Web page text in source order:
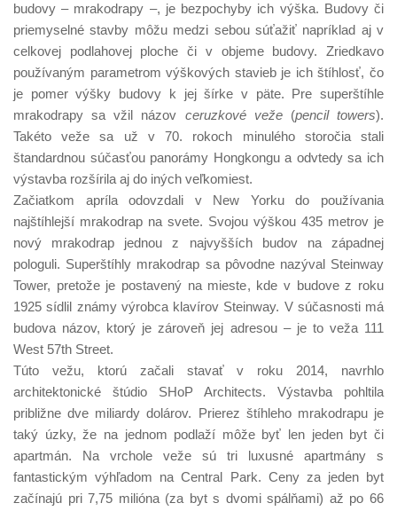
budovy – mrakodrapy –, je bezpochyby ich výška. Budovy či
priemyselné stavby môžu medzi sebou súťažiť napríklad aj v
celkovej podlahovej ploche či v objeme budovy. Zriedkavo
používaným parametrom výškových stavieb je ich štíhlosť, čo
je pomer výšky budovy k jej šírke v päte. Pre superštíhle
mrakodrapy sa vžil názov ceruzkové veže(pencil towers).
Takéto veže sa už v 70. rokoch minulého storočia stali
štandardnou súčasťou panorámy Hongkongu a odvtedy sa ich
výstavba rozšírila aj do iných veľkomiest.
Začiatkom apríla odovzdali v New Yorku do používania
najštíhlejší mrakodrap na svete. Svojou výškou 435 metrov je
nový mrakodrap jednou z najvyšších budov na západnej
pologuli. Superštíhly mrakodrap sa pôvodne nazýval Steinway
Tower, pretože je postavený na mieste, kde v budove z roku
1925 sídlil známy výrobca klavírov Steinway. V súčasnosti má
budova názov, ktorý je zároveň jej adresou – je to veža 111
West 57th Street.
Túto vežu, ktorú začali stavať v roku 2014, navrhlo
architektonické štúdio SHoP Architects. Výstavba pohltila
približne dve miliardy dolárov. Prierez štíhleho mrakodrapu je
taký úzky, že na jednom podlaží môže byť len jeden byt či
apartmán. Na vrchole veže sú tri luxusné apartmány s
fantastickým výhľadom na Central Park. Ceny za jeden byt
začínajú pri 7,75 milióna (za byt s dvomi spálňami) až po 66